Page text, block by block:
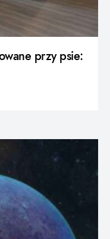
przy psie: